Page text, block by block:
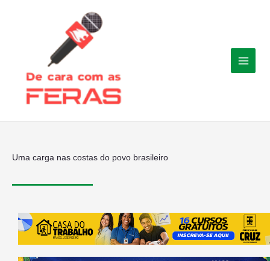
Uma carga nas costas do povo brasileiro